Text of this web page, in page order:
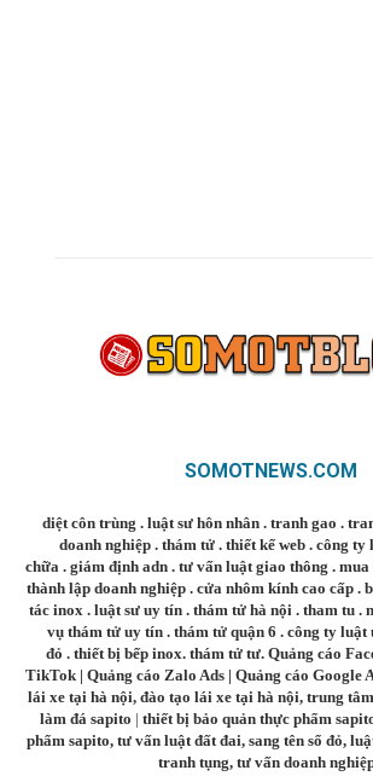
SOMOTNEWS.COM
diệt côn trùng . luật sư hôn nhân . tranh gao .
doanh nghiệp . thám tử . thiết kế web . công ty
chữa. giám định adn. tư vấn luật giao thông . mua
thành lập doanh nghiệp . cửa nhôm kính cao cấp .
tác inox. luật sư uy tín. thám tử hà nội. tham tu.
vụ thám tử uy tín . thám tử quận 6 . công ty luật
đỏ . thiết bị bếp inox. thám tử tư. Quảng cáo
TikTok | Quảng cáo Zalo Ads | Quảng cáo Google
lái xe tại hà nội, đào tạo lái xe tại hà nội, trung
làm đá sapito | thiết bị bảo quản thực phẩm
phẩm sapito, tư vấn luật đất đai, sang tên sổ đỏ,
tranh tụng, tư vấn doanh